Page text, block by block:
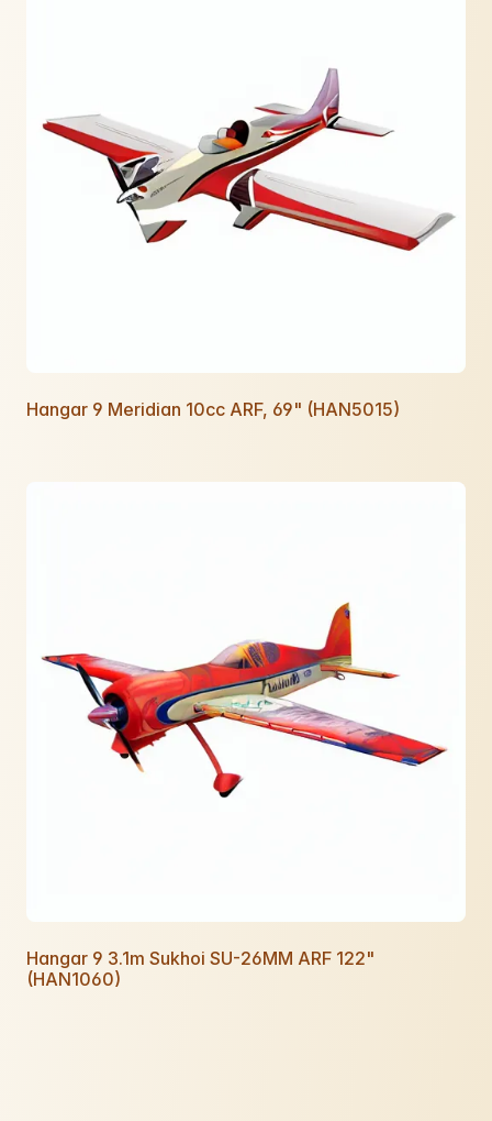
Hangar 9 Meridian 10cc ARF, 69" (HAN5015)
Hangar 9 3.1m Sukhoi SU-26MM ARF 122"
(HAN1060)